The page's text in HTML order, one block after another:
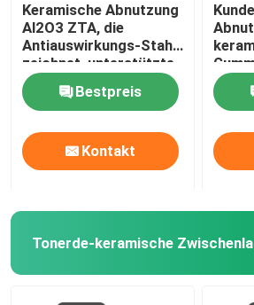
Keramische Abnutzung
Al2O3 ZTA, die
Antiauswirkungs-Stahl
zeichnet, unterstützte
Gummi
Bestpreis
Kontakt
auf
Tonerde-keramische